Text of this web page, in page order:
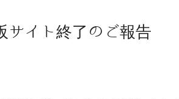
イト終了のご報告